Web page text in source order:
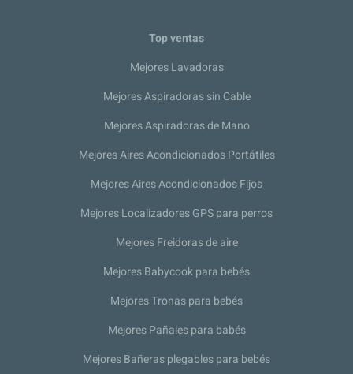
Top ventas
Mejores Lavadoras
Mejores Aspiradoras sin Cable
Mejores Aspiradoras de Mano
Mejores Aires Acondicionados Portátiles
Mejores Aires Acondicionados Fijos
Mejores Localizadores GPS para perros
Mejores Freidoras de aire
Mejores Babycook para bebés
Mejores Tronas para bebés
Mejores Pañales para babés
Mejores Bañeras plegables para bebés